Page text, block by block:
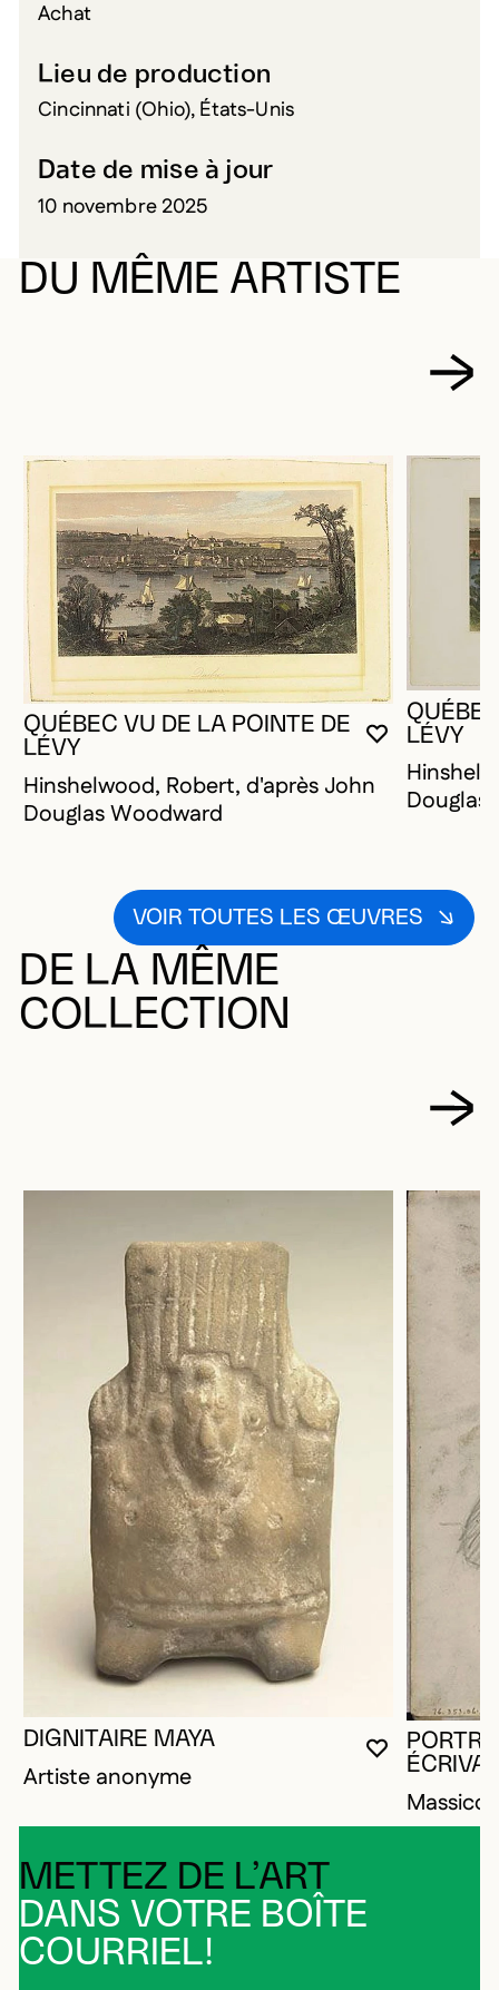
Achat
Lieu de production
Cincinnati (Ohio), États-Unis
Date de mise à jour
10 novembre 2025
DU MÊME ARTISTE
VOUS
FERMER
OUVRIR LA
QUÉBEC VU DE LA POINTE DE
LÉVY
Hinshelwood, Robert, d'après John
Douglas Woodward
LÉVY
Douglas
VOIR TOUTES LES ŒUVRES
DE LA MÊME
COLLECTION
VOUS
FERMER
OUVRIR LA
DIGNITAIRE MAYA
Artiste anonyme
METTEZ DE L’ART
DANS VOTRE BOÎTE
COURRIEL!